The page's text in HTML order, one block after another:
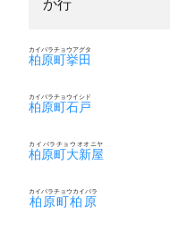
か行
柏原町挙田
カイバラチョウアグタ
柏原町石戸
カイバラチョウイシド
柏原町大新屋
カイバラチョウオオニヤ
柏原町柏原
カイバラチョウカイバラ